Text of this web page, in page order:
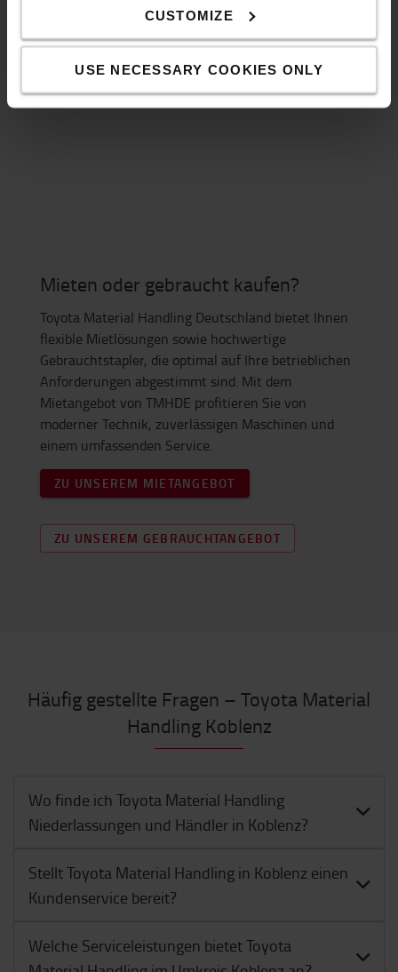
CUSTOMIZE
USE NECESSARY COOKIES ONLY
ZU UNSEREM SERVICE-ANGEBOT
Mieten oder gebraucht kaufen?
Toyota Material Handling Deutschland bietet Ihnen
flexible Mietlösungen sowie hochwertige
Gebrauchtstapler, die optimal auf Ihre betrieblichen
Anforderungen abgestimmt sind. Mit dem
Mietangebot von TMHDE profitieren Sie von
moderner Technik, zuverlässigen Maschinen und
einem umfassenden Service.
ZU UNSEREM MIETANGEBOT
ZU UNSEREM GEBRAUCHTANGEBOT
Häufig gestellte Fragen – Toyota Material
Handling Koblenz
Wo finde ich Toyota Material Handling
Niederlassungen und Händler in Koblenz?
Stellt Toyota Material Handling in Koblenz einen
Kundenservice bereit?
Welche Serviceleistungen bietet Toyota